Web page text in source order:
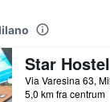
Star Hostel
5,0 km fra centrum